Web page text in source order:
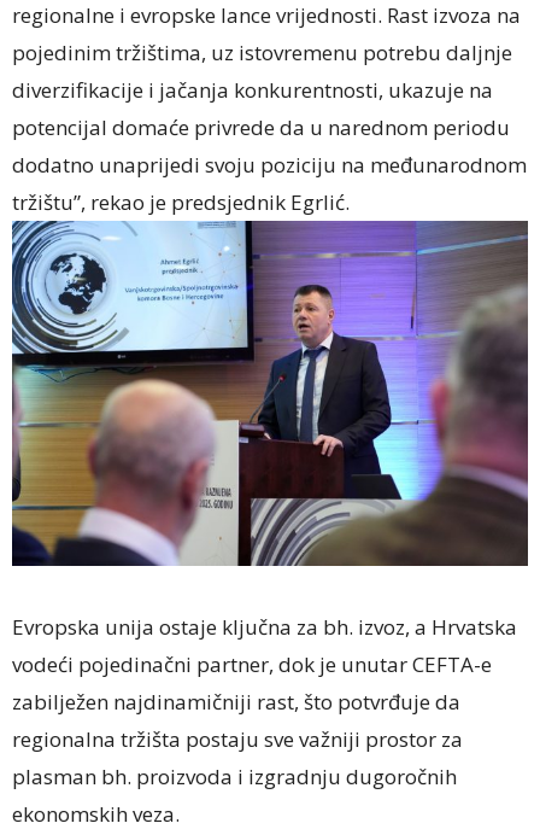
regionalne i evropske lance vrijednosti. Rast izvoza na
pojedinim tržištima, uz istovremenu potrebu daljnje
diverzifikacije i jačanja konkurentnosti, ukazuje na
potencijal domaće privrede da u narednom periodu
dodatno unaprijedi svoju poziciju na međunarodnom
tržištu”, rekao je predsjednik Egrlić.
Evropska unija ostaje ključna za bh. izvoz, a Hrvatska
vodeći pojedinačni partner, dok je unutar CEFTA-e
zabilježen najdinamičniji rast, što potvrđuje da
regionalna tržišta postaju sve važniji prostor za
plasman bh. proizvoda i izgradnju dugoročnih
ekonomskih veza.